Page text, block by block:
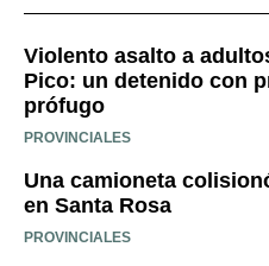
Violento asalto a
Pico: un detenido con
prófugo
PROVINCIALES
Una camioneta
en Santa Rosa
PROVINCIALES